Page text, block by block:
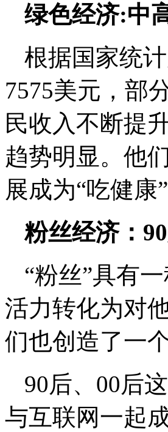
绿色经济:中
根据国家统
7575美元，部
民收入不断提
趋势明显。他
展成为“吃健
粉丝经济： 90
“粉丝”具有
活力转化为对
们也创造了一
90后、 00后
与互联网一起